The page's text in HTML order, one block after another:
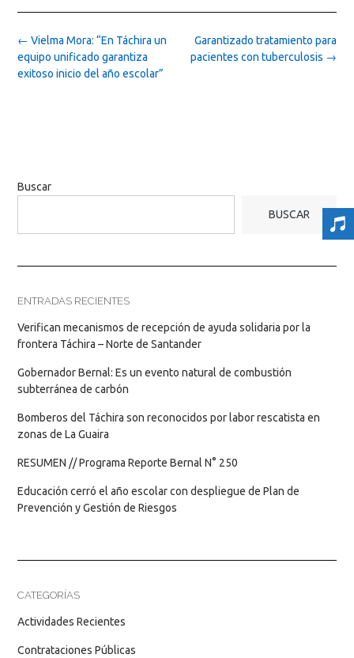
Post
navigation
Garantizado tratamiento para
pacientes con tuberculosis →
← Vielma Mora: “En Táchira un
equipo unificado garantiza
exitoso inicio del año escolar”
Buscar
BUSCAR
ENTRADAS RECIENTES
Verifican mecanismos de recepción de ayuda solidaria por la
frontera Táchira – Norte de Santander
Gobernador Bernal: Es un evento natural de combustión
subterránea de carbón
Bomberos del Táchira son reconocidos por labor rescatista en
zonas de La Guaira
RESUMEN // Programa Reporte Bernal N° 250
Educación cerró el año escolar con despliegue de Plan de
Prevención y Gestión de Riesgos
CATEGORÍAS
Actividades Recientes
Contrataciones Públicas